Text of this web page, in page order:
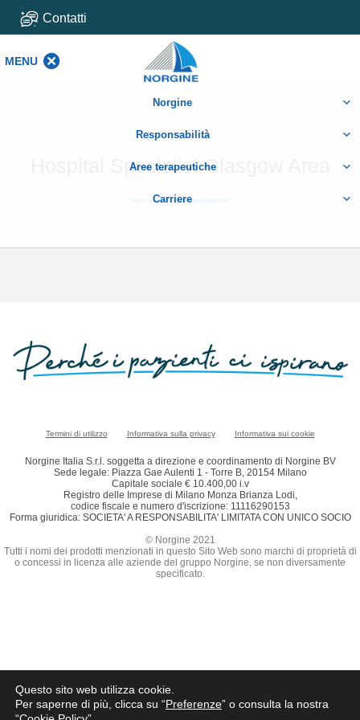
Contatti
MENU
Norgine
Responsabilità
Aree terapeutiche
Carriere
Hospital Specialist Glasgow Area
Termini di utilizzo Informativa sulla privacy Informativa sui cookie
Norgine Italia S.r.l. soggetta a direzione e coordinamento di Norgine BV
Sede legale: Piazza Gae Aulenti 1 - Torre B, 20154 Milano
Capitale sociale € 10.400,00 i.v
Registro delle Imprese di Milano Monza Brianza Lodi,
codice fiscale e numero d'iscrizione: 11116290153
Forma giuridica: SOCIETA' A RESPONSABILITA' LIMITATA CON UNICO SOCIO
© Norgine 2021
Tutti i nomi dei prodotti menzionati in questo Sito Web sono marchi di proprietà di
o concessi in licenza alle aziende del gruppo Norgine, se non diversamente
specificato.
Questo sito web utilizza cookie.
Per saperne di più, clicca su “Preferenze” o consulta la nostra